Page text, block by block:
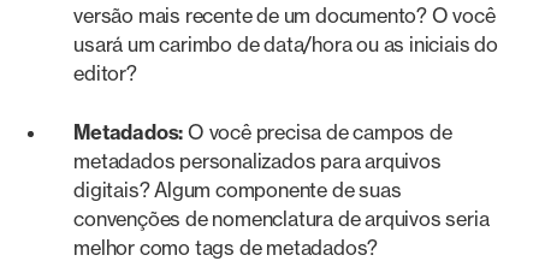
versão mais recente de um documento? O você
usará um carimbo de data/hora ou as iniciais do
editor?
Metadados: O você precisa de campos de
metadados personalizados para arquivos
digitais? Algum componente de suas
convenções de nomenclatura de arquivos seria
melhor como tags de metadados?